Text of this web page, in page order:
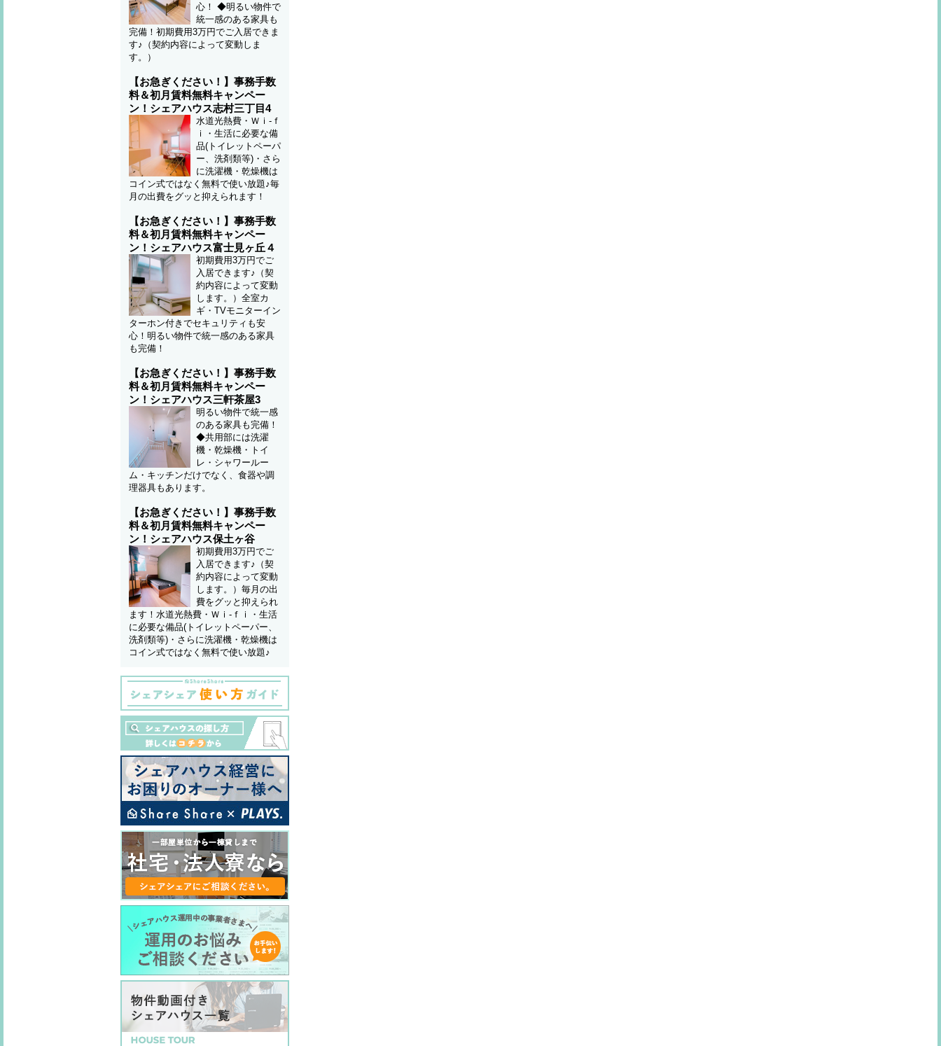
心！ ◆明るい物件で
統一感のある家具も
完備！初期費用3万円でご入居できま
す♪（契約内容によって変動しま
す。）
【お急ぎください！】事務手数
料＆初月賃料無料キャンペー
ン！シェアハウス志村三丁目4
水道光熱費・Ｗｉ-ｆ
ｉ・生活に必要な備
品(トイレットペーパ
ー、洗剤類等)・さら
に洗濯機・乾燥機は
コイン式ではなく無料で使い放題♪毎
月の出費をグッと抑えられます！
【お急ぎください！】事務手数
料＆初月賃料無料キャンペー
ン！シェアハウス富士見ヶ丘４
初期費用3万円でご
入居できます♪（契
約内容によって変動
します。）全室カ
ギ・TVモニターイン
ターホン付きでセキュリティも安
心！明るい物件で統一感のある家具
も完備！
【お急ぎください！】事務手数
料＆初月賃料無料キャンペー
ン！シェアハウス三軒茶屋3
明るい物件で統一感
のある家具も完備！
◆共用部には洗濯
機・乾燥機・トイ
レ・シャワールー
ム・キッチンだけでなく、食器や調
理器具もあります。
【お急ぎください！】事務手数
料＆初月賃料無料キャンペー
ン！シェアハウス保土ヶ谷
初期費用3万円でご
入居できます♪（契
約内容によって変動
します。）毎月の出
費をグッと抑えられ
ます！水道光熱費・Ｗｉ-ｆｉ・生活
に必要な備品(トイレットペーパー、
洗剤類等)・さらに洗濯機・乾燥機は
コイン式ではなく無料で使い放題♪